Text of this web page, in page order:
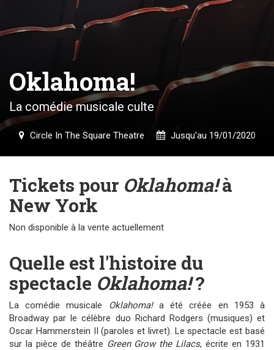
Oklahoma!
La comédie musicale culte
Circle In The Square Theatre Jusqu'au 19/01/2020
Tickets pour Oklahoma!à
New York
Non disponible à la vente actuellement
Quelle est l'histoire du
spectacle Oklahoma!?
La comédie musicale Oklahoma!a été créée en 1953 à
Broadway par le célèbre duo Richard Rodgers (musiques) et
Oscar Hammerstein II (paroles et livret). Le spectacle est basé
sur la pièce de théâtre Green Grow the Lilacs, écrite en 1931